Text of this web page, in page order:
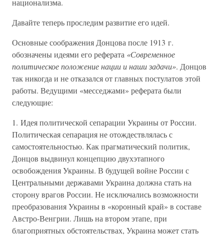
национализма.
Давайте теперь проследим развитие его идей.
Основные соображения Донцова после 1913 г.
обозначены идеями его реферата «Современное
политическое положение нации и наши задачи». Донцов
так никогда и не отказался от главных постулатов этой
работы. Ведущими «месседжами» реферата были
следующие:
1. Идея политической сепарации Украины от России.
Политическая сепарация не отождествлялась с
самостоятельностью. Как прагматический политик,
Донцов выдвинул концепцию двухэтапного
освобождения Украины. В будущей войне России с
Центральными державами Украина должна стать на
сторону врагов России. Не исключались возможности
преобразования Украины в «коронный край» в составе
Австро-Венгрии. Лишь на втором этапе, при
благоприятных обстоятельствах, Украина может стать